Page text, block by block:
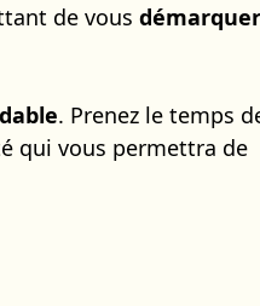
de vous démarquer
. Prenez le temps
qui vous permettra de